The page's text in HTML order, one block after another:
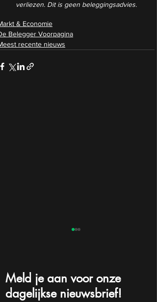
verliezen. Dit is geen beleggingsadvies.
& Economie
Belegger Voorpagina
recente nieuws
Meld je aan voor onze
dagelijkse nieuwsbrief!